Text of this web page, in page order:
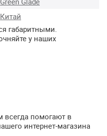
Китай
габаритными.
у наших
помогают в
интернет-магазина